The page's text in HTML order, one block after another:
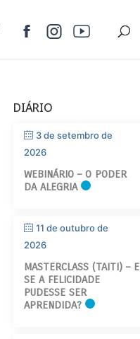
DIÁRIO
3 de setembro de
2026
WEBINÁRIO – O PODER
DA ALEGRIA
11 de outubro de
2026
MASTERCLASS (TAITI) – E
SE A FELICIDADE
PUDESSE SER
APRENDIDA?